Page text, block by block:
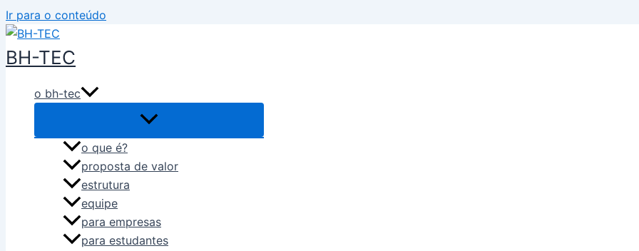
Ir para o conteúdo
BH-TEC
o bh-tec
o que é?
proposta de valor
estrutura
equipe
para empresas
para estudantes